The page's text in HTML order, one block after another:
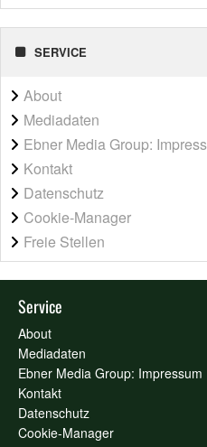
SERVICE
About
Mediadaten
Ebner Media Group:
Kontakt
Datenschutz
Cookie-Manager
Freie Stellen
Service
About
Mediadaten
Ebner Media Group: Impressum
Kontakt
Datenschutz
Cookie-Manager